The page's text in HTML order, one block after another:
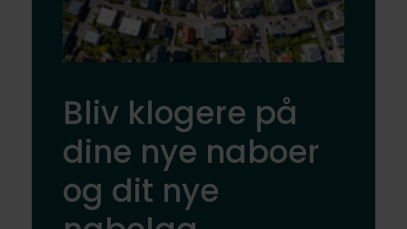
Bliv klogere på
dine nye naboer
og dit nye